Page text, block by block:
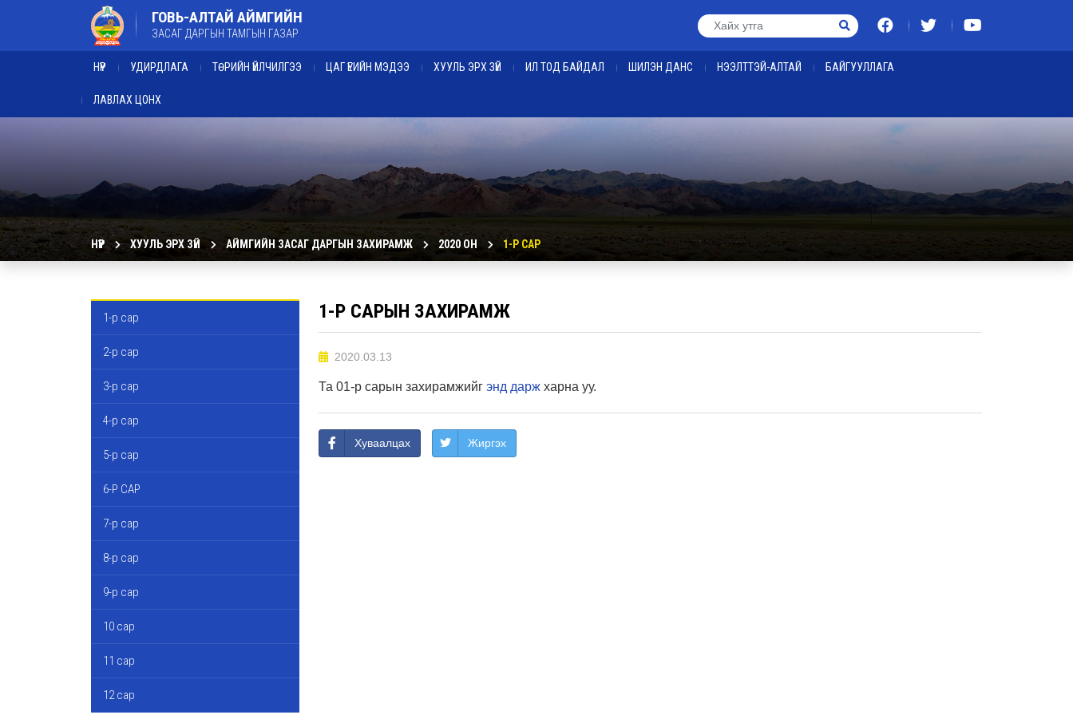
ГОВЬ-АЛТАЙ АЙМГИЙН
ЗАСАГ ДАРГЫН ТАМГЫН ГАЗАР
НҮҮР УДИРДЛАГА ТӨРИЙН ҮЙЛЧИЛГЭЭ ЦАГ ҮЕИЙН МЭДЭЭ ХУУЛЬ ЭРХ ЗҮЙ ИЛ ТОД БАЙДАЛ ШИЛЭН ДАНС НЭЭЛТТЭЙ-АЛТАЙ БАЙГУУЛЛАГА
ЛАВЛАХ ЦОНХ
НҮҮР ХУУЛЬ ЭРХ ЗҮЙ АЙМГИЙН ЗАСАГ ДАРГЫН ЗАХИРАМЖ 2020 ОН 1-Р САР
1-р сар
2-р сар
3-р сар
4-р сар
5-р сар
6-Р САР
7-р сар
8-р сар
9-р сар
10 сар
11 сар
12 сар
1-Р САРЫН ЗАХИРАМЖ
2020.03.13
Та 01-р сарын захирамжийг энд дарж харна уу.
Хуваалцах Жиргэх